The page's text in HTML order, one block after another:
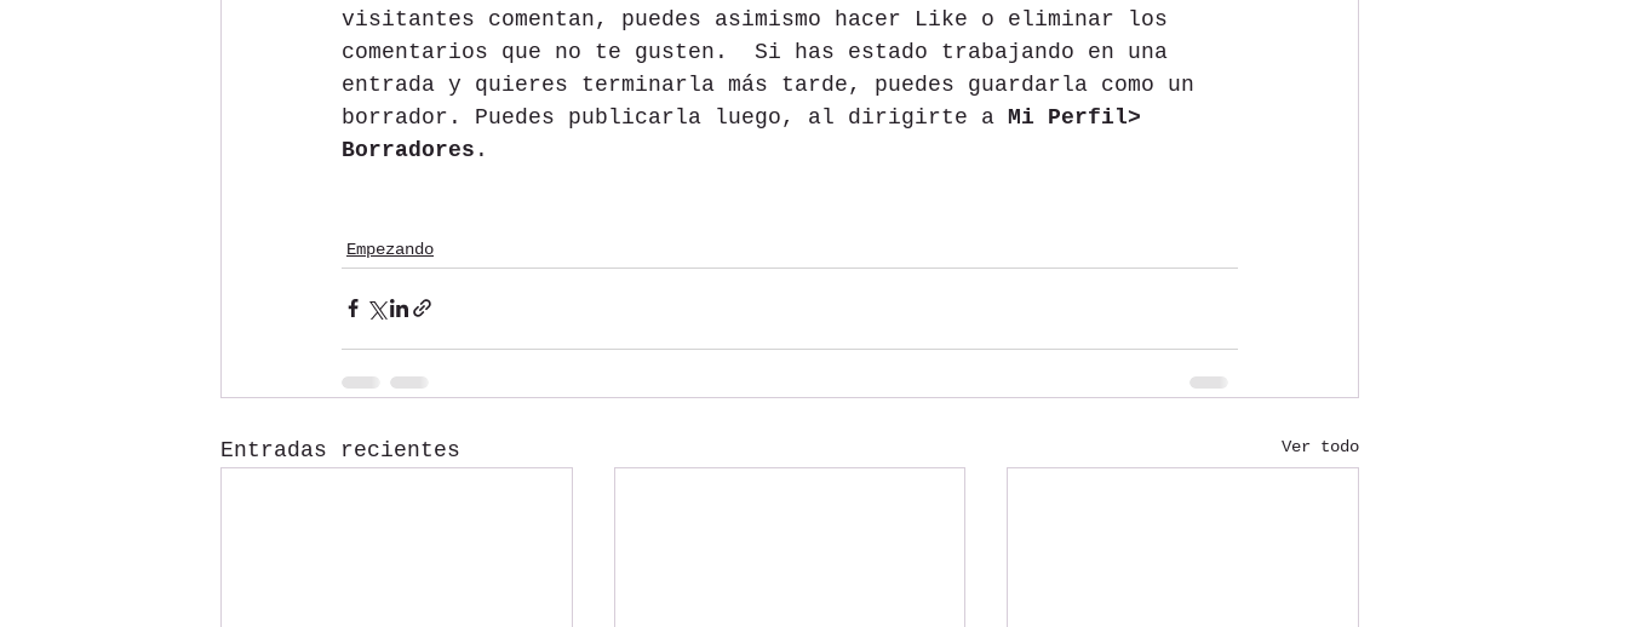
visitantes comentan, puedes asimismo hacer Like o eliminar los
comentarios que no te gusten.  Si has estado trabajando en una
entrada y quieres terminarla más tarde, puedes guardarla como un
borrador. Puedes publicarla luego, al dirigirte a Mi Perfil>
Borradores .
Empezando
Entradas recientes Ver todo